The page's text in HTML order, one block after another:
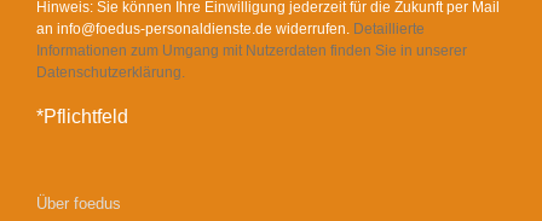
Hinweis: Sie können Ihre Einwilligung jederzeit für die Zukunft per Mail
an info@foedus-personaldienste.de widerrufen. Detaillierte
Informationen zum Umgang mit Nutzerdaten finden Sie in unserer
Datenschutzerklärung.
*Pflichtfeld
Über foedus